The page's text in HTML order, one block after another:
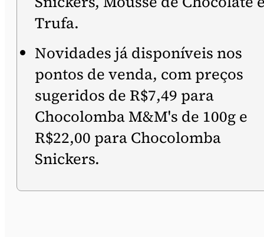
Trufa.
Novidades já disponíveis nos
pontos de venda, com preços
sugeridos de R$7,49 para
Chocolomba M&M's de 100g e
R$22,00 para Chocolomba
Snickers.